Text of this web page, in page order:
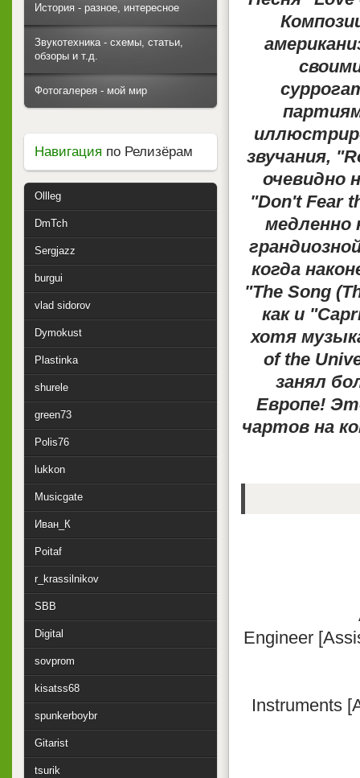
звучания,
очевидно
"Don't Fear
медленно
когда
"The Song
как и
хотя
of the
занял
Европе!
чартов на
Engineer
Instruments
История - разное, интересное
Звукотехника - схемы, статьи,
обзоры и т.д.
Фотогалерея - мой мир
Навигация по Релизёрам
Ollleg
DmTch
Sergjazz
burgui
vlad sidorov
Dymokust
Plastinka
shurele
green73
Polis76
lukkon
Musicgate
Иван_К
Poitaf
r_krassilnikov
SBB
Digital
sovprom
kisatss68
spunkerboybr
Gitarist
tsurik